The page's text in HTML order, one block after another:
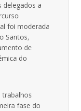
delegados a
foi moderada
Santos,
de
do
trabalhos
fase do